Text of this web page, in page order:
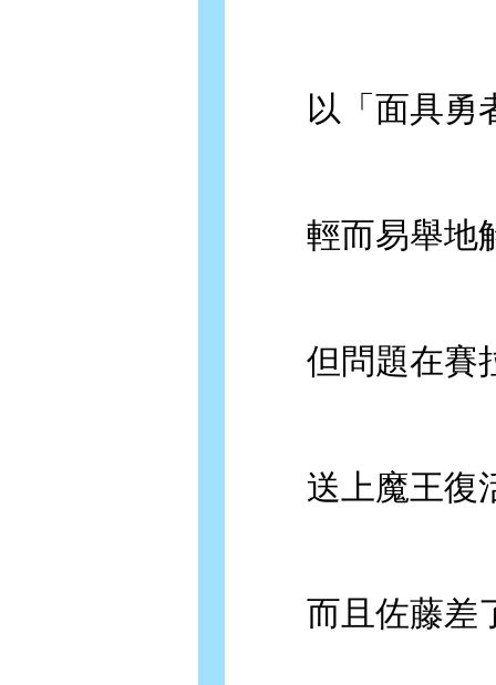
以「面具勇
輕而易舉地解
但問題在賽拉
送上魔王復
而且佐藤差了